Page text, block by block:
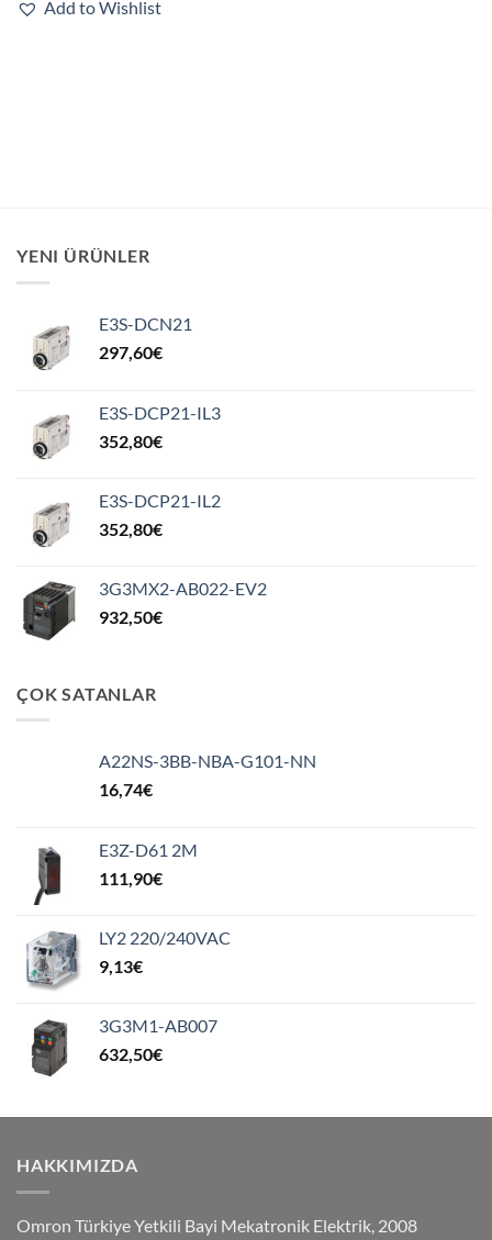
Add to Wishlist
YENI ÜRÜNLER
E3S-DCN21
297,60€
E3S-DCP21-IL3
352,80€
E3S-DCP21-IL2
352,80€
3G3MX2-AB022-EV2
932,50€
ÇOK SATANLAR
A22NS-3BB-NBA-G101-NN
16,74€
E3Z-D61 2M
111,90€
LY2 220/240VAC
9,13€
3G3M1-AB007
632,50€
HAKKIMIZDA
Omron Türkiye Yetkili Bayi Mekatronik Elektrik, 2008